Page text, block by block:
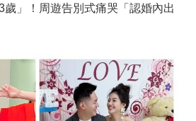
歲」！周遊告別式痛哭「認婚內出